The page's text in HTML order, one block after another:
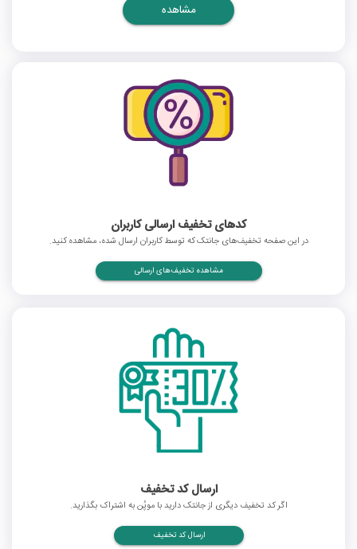
مشاهده
کدهای تخفیف ارسالی کاربران
در این صفحه تخفیف‌های جانتک که توسط کاربران ارسال شده، مشاهده کنید.
مشاهده تخفیف‌های ارسالی
ارسال کد تخفیف
اگر کد تخفیف دیگری از جانتک دارید با موپُن به اشتراک بگذارید.
ارسال کد تخفیف